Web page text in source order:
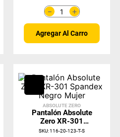
＋
－
Agregar Al Carro
ABSOLUTE ZERO
Pantalón Absolute
Zero XR-301
Spandex Negro
SKU:116-20-123-T-S